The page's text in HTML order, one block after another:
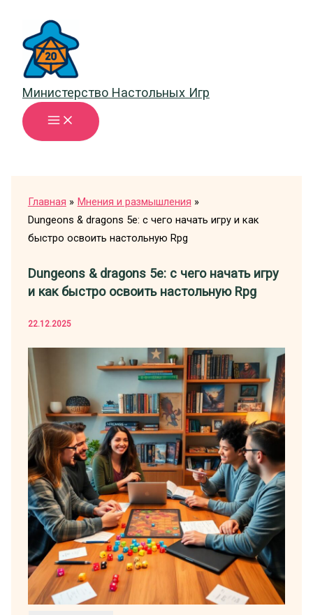
содержимому
Министерство Настольных Игр
Главная
Мнения и размышления
Dungeons & dragons 5e: с чего начать игру и как
быстро освоить настольную Rpg
Dungeons & dragons 5e: с чего начать игру
и как быстро освоить настольную Rpg
22.12.2025